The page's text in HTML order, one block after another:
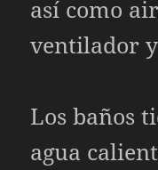
así como
ventilador
Los baños
agua